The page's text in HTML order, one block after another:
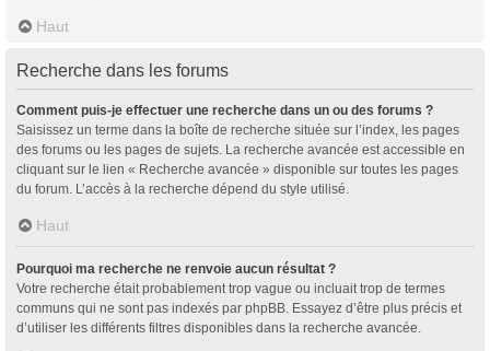
Haut
Recherche dans les forums
Comment puis-je effectuer une recherche dans un ou des forums ?
Saisissez un terme dans la boîte de recherche située sur l’index, les pages
des forums ou les pages de sujets. La recherche avancée est accessible en
cliquant sur le lien « Recherche avancée » disponible sur toutes les pages
du forum. L’accès à la recherche dépend du style utilisé.
Haut
Pourquoi ma recherche ne renvoie aucun résultat ?
Votre recherche était probablement trop vague ou incluait trop de termes
communs qui ne sont pas indexés par phpBB. Essayez d’être plus précis et
d’utiliser les différents filtres disponibles dans la recherche avancée.